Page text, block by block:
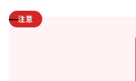
注意